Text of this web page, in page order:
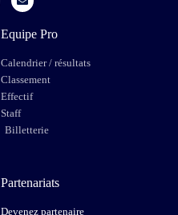
Equipe Pro
Calendrier / résultats
Classement
Effectif
Staff
Billetterie
Partenariats
Devenez partenaire